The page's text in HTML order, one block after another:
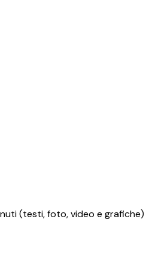
(testi, foto, video e grafiche)